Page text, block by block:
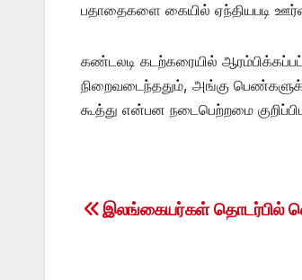
பதாதைகளை கையில் ஏந்தியபடி
கண்டலடி கடற்கரையில்
நிறைவடைந்ததும், அங்கு
கூத்து என்பன நடைபெற்றமை
Post
இலங்கையர்கள் தொடர்பில்